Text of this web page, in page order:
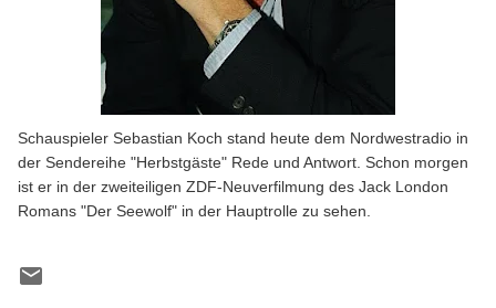
Schauspieler Sebastian Koch stand heute dem Nordwestradio in
der Sendereihe "Herbstgäste" Rede und Antwort. Schon morgen
ist er in der zweiteiligen ZDF-Neuverfilmung des Jack London
Romans "Der Seewolf" in der Hauptrolle zu sehen.